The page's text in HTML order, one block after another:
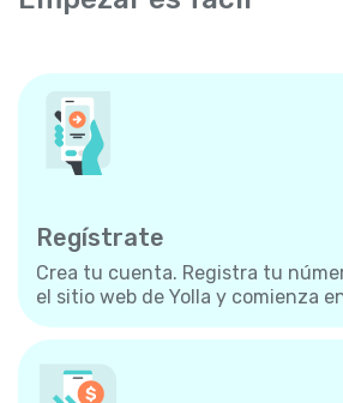
Regístrate
Crea tu cuenta. Registra tu
el sitio web de Yolla y comienza